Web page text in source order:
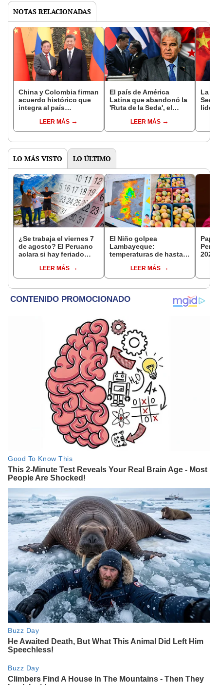
NOTAS RELACIONADAS
China y Colombia firman
acuerdo histórico que
integra al país
iniciativa de la Franja y
la Ruta
LEER MÁS
El país de América
Latina que abandonó la
'Ruta de la Seda', el
que Colombia acaba de
ingresar
LEER MÁS
La
LO MÁS VISTO LO ÚLTIMO
¿Se trabaja el viernes 7
de agosto? El Peruano
aclara si hay feriado
del 6 de agosto
LEER MÁS
El Niño golpea
Lambayeque:
temperaturas de hasta
producción de mango y
palta
LEER MÁS
Perú